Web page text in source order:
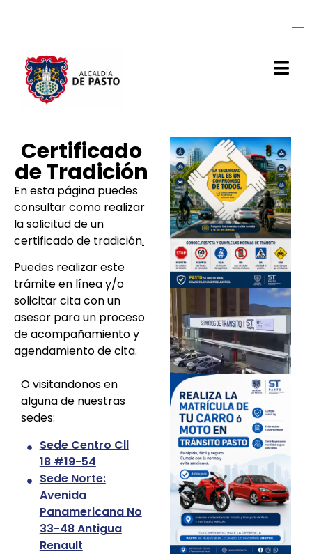
Certificado
de Tradición
En esta página puedes
consultar como realizar
la solicitud de un
certificado de tradición.
Puedes realizar este
trámite en líneay/o
solicitar cita con un
asesor para un proceso
de acompañamiento y
agendamiento de cita.
O visitandonos en
alguna de nuestras
sedes:
Sede Centro Cll
18 #19-54
Sede Norte:
Avenida
Panamericana No
33-48 Antigua
Renault